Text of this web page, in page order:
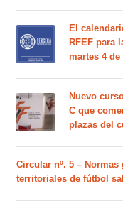
El
RFEF para
martes 4 de
Nuevo
C que
plazas del
Circular nº. 5 –
territoriales de fútbol